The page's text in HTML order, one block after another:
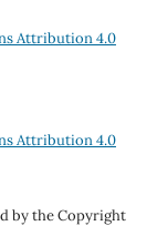
Attribution 4.0
Attribution 4.0
by the Copyright